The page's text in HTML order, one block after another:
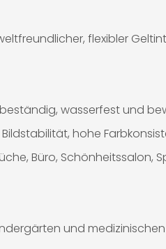
flexibler
wasserfest und
hohe
Büro, Schönheitssalon,
und